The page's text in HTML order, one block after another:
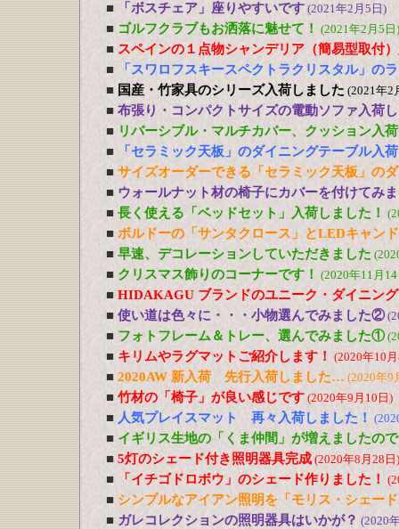
■ 「ボスチェア」座りやすいです (2021年2月5日)
■ ゴルフクラブもお洒落に魅せて！ (2021年2月5日)
■ スペインの１点物シャンデリア（簡易型取付
■
「スワロフスキースペクトラクリスタル」の
■ 国産・竹家具のシリーズ入荷しました (2021年2
■ 布張り・コンパクトサイズの電動ソファ入荷
■ リバーシブル・マルチカバー、クッション入
■
「セラミック天板」のダイニングテーブル入
■ サイズオーダーできる「セラミック天板」の
■ ウォールナット材の椅子にカバーを付けてみ
■ 長く使える「ベッドセット」入荷しました！
■ ボルドーの「サンタクロース」とLEDキャン
■ 早速、デコレーションしていただきました
■ クリスマス飾りのコーナーです！ (2020年11月
■ HIDAKAGU ブランドのユニーク・ダイニン
■ 使い道は色々に・・・小物選んでみました②
■ フォトフレーム＆トレー、選んでみました①
■ キリムやラグマットご紹介します！ (2020年10
■ 2020AW 新入荷 先行入荷しました… (2020年9
■ 竹材の「椅子」が良い感じです (2020年9月10日)
■ 人気プレイスマット 再々入荷しました！
■ イギリス生地の「くま仲間」が増えましたの
■ 5灯のシェード付き照明器具完成 (2020年8月28日)
■ 「イチゴドロボウ」のシェード作りました！
■ シンプルなアイアン照明を「モリス・シェー
■ ガレコレクションの照明器具はいかが？ (2020